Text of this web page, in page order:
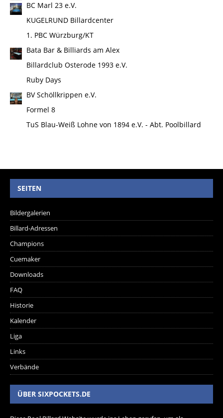
BC Marl 23 e.V.
KUGELRUND Billardcenter
1. PBC Würzburg/KT
Bata Bar & Billiards am Alex
Billardclub Osterode 1993 e.V.
Ruby Days
BV Schöllkrippen e.V.
Formel 8
TuS Blau-Weiß Lohne von 1894 e.V. - Abt. Poolbillard
SEITEN
Bildergalerien
Billard-Adressen
Champions
Cuemaker
Downloads
FAQ
Historie
Kalender
Liga
Links
Verbände
ÜBER SIXPOCKETS.DE